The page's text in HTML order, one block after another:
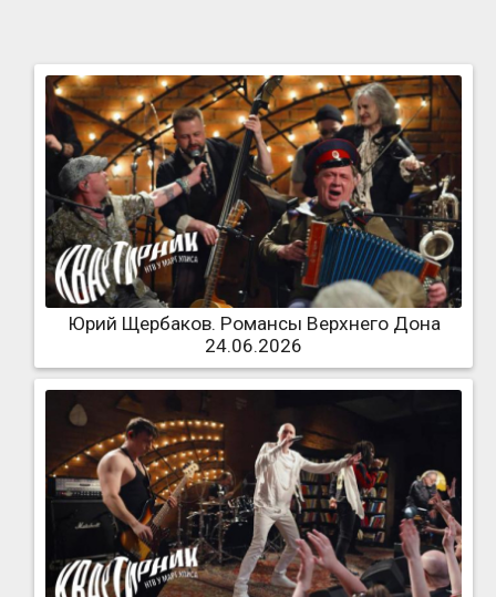
Юрий Щербаков. Романсы Верхнего Дона
24.06.2026